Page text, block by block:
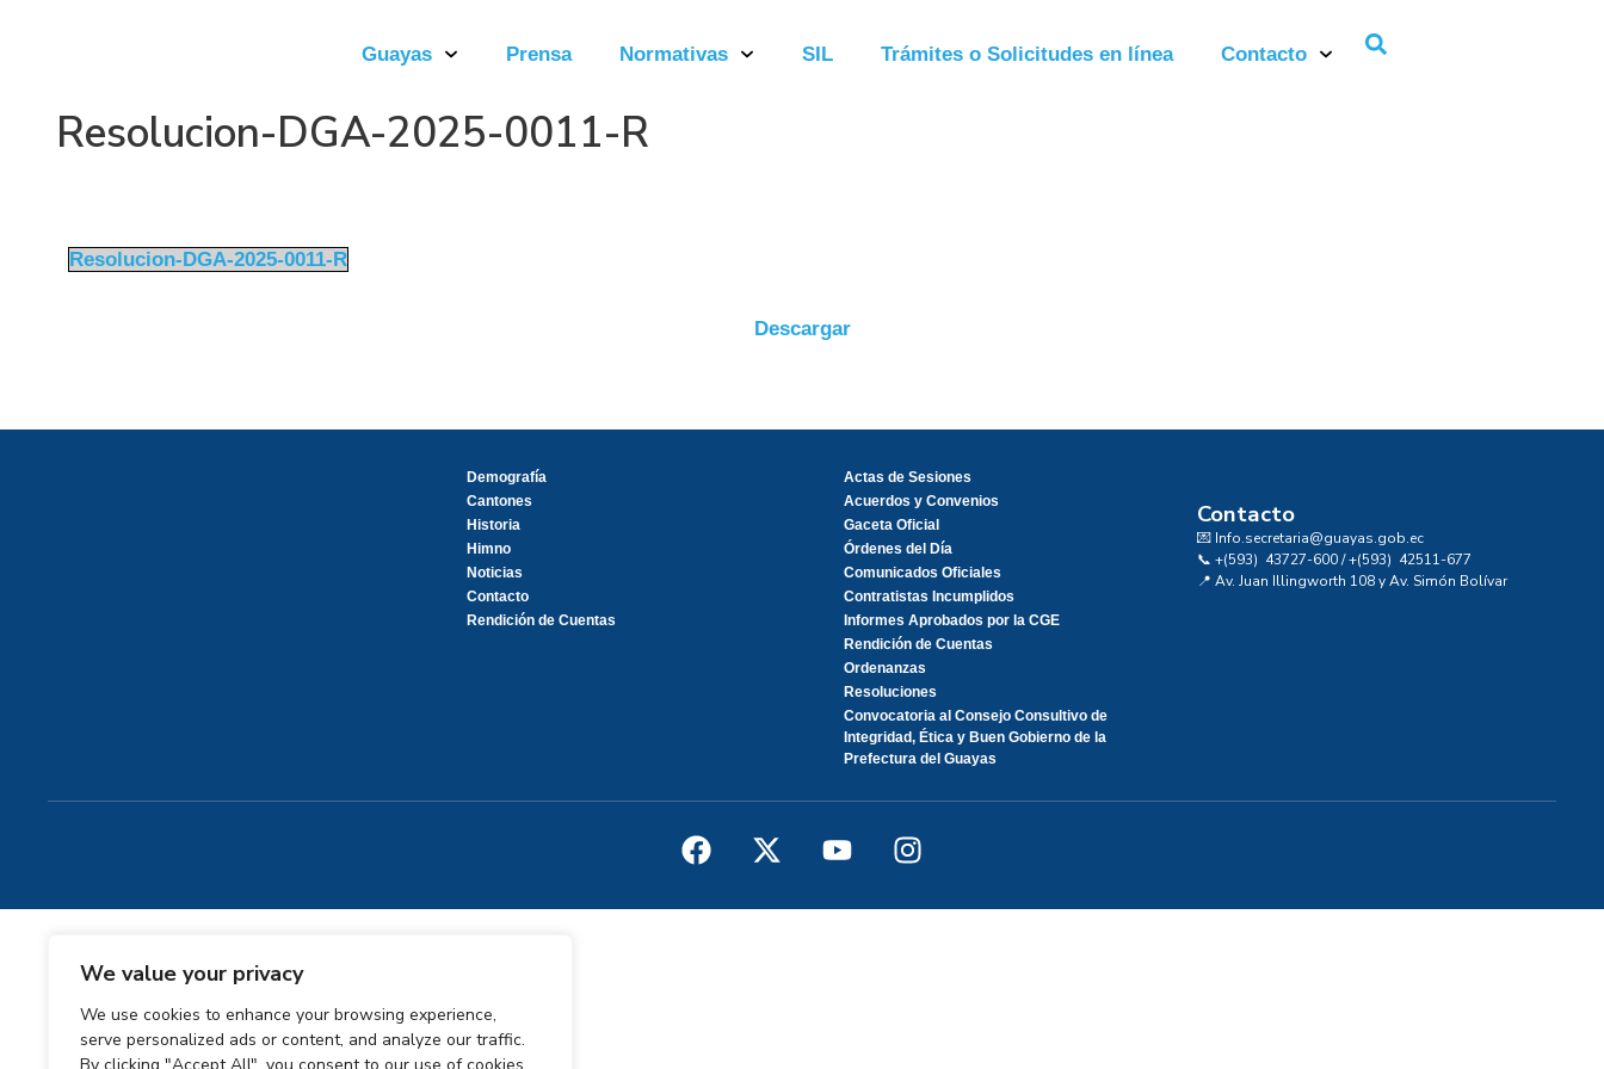
We value your privacy
We use cookies to enhance your browsing experience,
serve personalized ads or content, and analyze our traffic.
Guayas Prensa Normativas SIL Trámites o Solicitudes en línea Contacto
Resolucion-DGA-2025-0011-R
Resolucion-DGA-2025-0011-R
Descargar
Demografía
Cantones
Historia
Himno
Noticias
Contacto
Rendición de Cuentas
Actas de Sesiones
Acuerdos y Convenios
Gaceta Oficial
Órdenes del Día
Comunicados Oficiales
Contratistas Incumplidos
Informes Aprobados por la CGE
Rendición de Cuentas
Ordenanzas
Resoluciones
Convocatoria al Consejo Consultivo de
Integridad, Ética y Buen Gobierno de la
Prefectura del Guayas
Contacto
💌 Info.secretaria@guayas.gob.ec
📞 +(593) 43727-600 / +(593) 42511-677
📍 Av. Juan Illingworth 108 y Av. Simón Bolívar